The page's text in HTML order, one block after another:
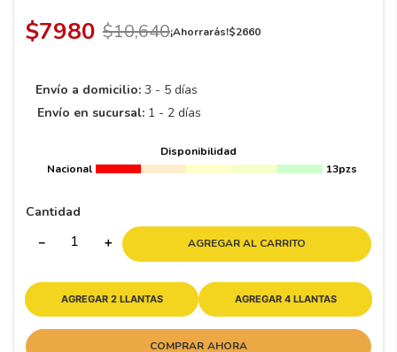
$7980 $10,640¡Ahorrarás!$2660
Envío a domicilio: 3 - 5 días
Envío en sucursal: 1 - 2 días
Disponibilidad
Nacional
13pzs
Cantidad
＋
－ AGREGAR AL CARRITO
AGREGAR 2 LLANTAS AGREGAR 4 LLANTAS
COMPRAR AHORA
10.
265